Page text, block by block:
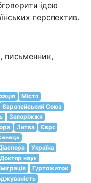
ідею
перспектив.
письменник,
Місто
Європейський Союз
Запоріжжя
Литва
Євро
Україна
Доктор наук
Гуртожиток